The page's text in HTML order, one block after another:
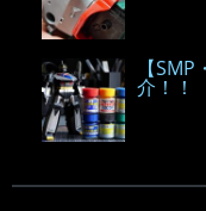
【
介！！